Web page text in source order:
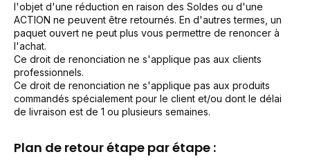
l'objet d'une réduction en raison des Soldes ou d'une
ACTION ne peuvent être retournés. En d'autres termes, un
paquet ouvert ne peut plus vous permettre de renoncer à
l'achat.
Ce droit de renonciation ne s'applique pas aux clients
professionnels.
Ce droit de renonciation ne s'applique pas aux produits
commandés spécialement pour le client et/ou dont le délai
de livraison est de 1 ou plusieurs semaines.
Plan de retour étape par étape :